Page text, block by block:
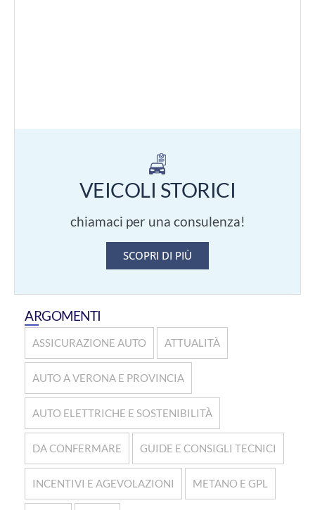
VEICOLI STORICI
chiamaci per una consulenza!
SCOPRI DI PIÙ
ARGOMENTI
ASSICURAZIONE AUTO ATTUALITÀ
AUTO A VERONA E PROVINCIA
AUTO ELETTRICHE E SOSTENIBILITÀ
DA CONFERMARE GUIDE E CONSIGLI TECNICI
INCENTIVI E AGEVOLAZIONI METANO E GPL